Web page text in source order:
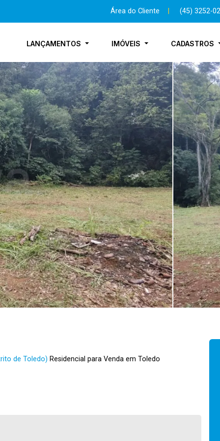
Área do Cliente (45) 3252-
LANÇAMENTOS IMÓVEIS CADASTROS
de Toledo) Residencial para Venda em Toledo